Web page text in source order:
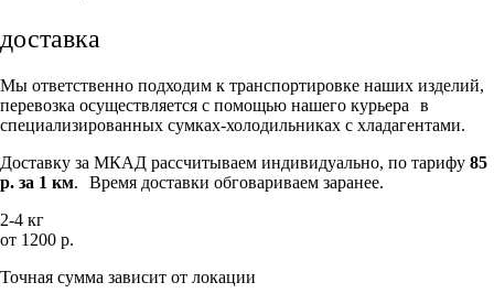
доставка
Мы ответственно подходим к транспортировке наших изделий,
перевозка осуществляется с помощью нашего курьера в
специализированных сумках-холодильниках с хладагентами.
Доставку за МКАД рассчитываем индивидуально, по тарифу 85
р. за 1 км. Время доставки обговариваем заранее.
2-4 кг
от 1200 р.
Точная сумма зависит от локации